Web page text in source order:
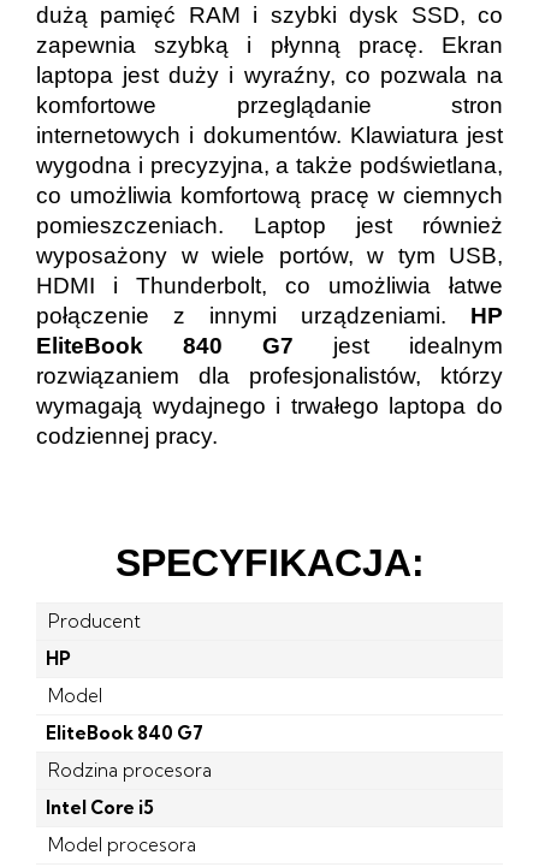
dużą pamięć RAM i szybki dysk SSD, co
zapewnia szybką i płynną pracę. Ekran
laptopa jest duży i wyraźny, co pozwala na
komfortowe przeglądanie stron
internetowych i dokumentów. Klawiatura jest
wygodna i precyzyjna, a także podświetlana,
co umożliwia komfortową pracę w ciemnych
pomieszczeniach. Laptop jest również
wyposażony w wiele portów, w tym USB,
HDMI i Thunderbolt, co umożliwia łatwe
połączenie z innymi urządzeniami. HP
EliteBook 840 G7 jest idealnym
rozwiązaniem dla profesjonalistów, którzy
wymagają wydajnego i trwałego laptopa do
codziennej pracy.
SPECYFIKACJA:
Producent
HP
Model
EliteBook 840 G7
Rodzina procesora
Intel Core i5
Model procesora